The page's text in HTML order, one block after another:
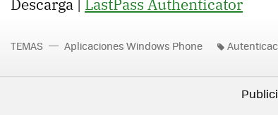
Descarga | LastPass Authenticator
TEMAS Aplicaciones Windows Phone